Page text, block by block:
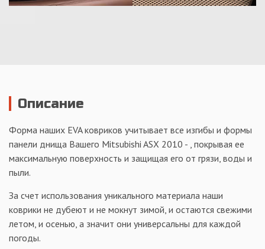
Описание
Форма наших EVA ковриков учитывает все изгибы и формы
панели днища Вашего Mitsubishi ASX 2010 - , покрывая ее
максимальную поверхность и защищая его от грязи, воды и
пыли.
За счет использования уникального материала наши
коврики не дубеют и не мокнут зимой, и остаются свежими
летом, и осенью, а значит они универсальны для каждой
погоды.